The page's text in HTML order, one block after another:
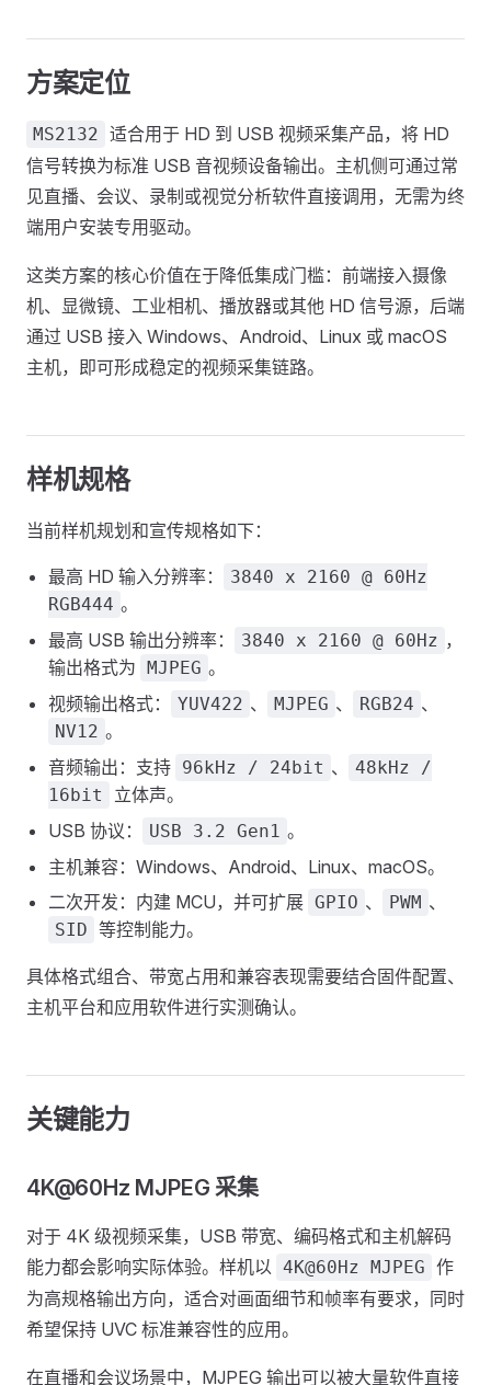
方案定位
MS2132 适合用于 HD 到 USB 视频采集产品，将 HD
信号转换为标准 USB 音视频设备输出。主机侧可通过常
见直播、会议、录制或视觉分析软件直接调用，无需为终
端用户安装专用驱动。
这类方案的核心价值在于降低集成门槛：前端接入摄像
机、显微镜、工业相机、播放器或其他 HD 信号源，后端
通过 USB 接入 Windows、Android、Linux 或 macOS
主机，即可形成稳定的视频采集链路。
样机规格
当前样机规划和宣传规格如下：
最高 HD 输入分辨率：
3840 x 2160 @ 60Hz
RGB444 。
最高 USB 输出分辨率：
3840 x 2160 @ 60Hz ，
输出格式为 MJPEG 。
视频输出格式：
YUV422 、 MJPEG 、 RGB24 、
NV12 。
音频输出：支持 96kHz / 24bit 、
48kHz /
16bit
立体声。
USB 协议：
USB 3.2 Gen1 。
主机兼容：Windows、Android、Linux、macOS。
二次开发：内建 MCU，并可扩展 GPIO 、 PWM 、
SID 等控制能力。
具体格式组合、带宽占用和兼容表现需要结合固件配置、
主机平台和应用软件进行实测确认。
关键能力
4K@60Hz MJPEG 采集
对于 4K 级视频采集，USB 带宽、编码格式和主机解码
能力都会影响实际体验。样机以
4K@60Hz MJPEG 作
为高规格输出方向，适合对画面细节和帧率有要求，同时
希望保持 UVC 标准兼容性的应用。
在直播和会议场景中，MJPEG 输出可以被大量软件直接